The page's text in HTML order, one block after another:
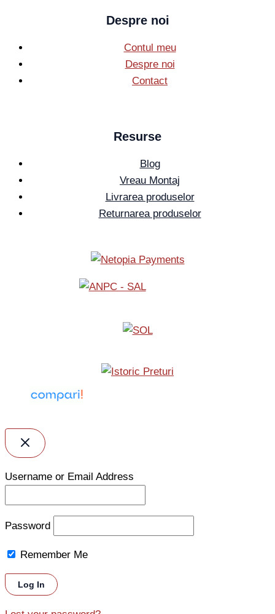
Despre noi
Contul meu
Despre noi
Contact
Resurse
Blog
Vreau Montaj
Livrarea produselor
Returnarea produselor
Username or Email Address
Password
Remember Me